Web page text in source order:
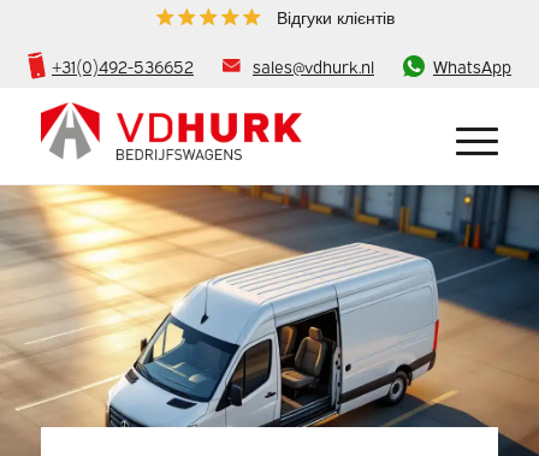
Відгуки клієнтів
+31(0)492-536652 sales@vdhurk.nl WhatsApp